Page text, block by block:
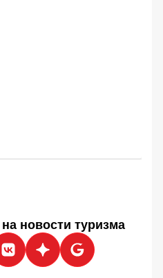
новости туризма